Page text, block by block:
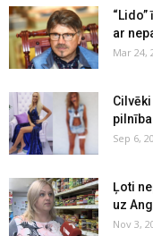
ar
Mar 24,
Sep 6,
Ļoti
uz
Nov 3,